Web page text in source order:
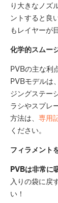
り大きなノズ
ントすると良
もレイヤーが
化学的スムー
PVBの主な利
PVBモデルは
ジングステー
ラシやスプレ
方法は、 専用
ください。
フィラメント
PVBは非常に
入りの袋に戻
い！